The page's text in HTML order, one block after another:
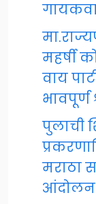
महर्षी
वाय
भावपूर्ण
पुलाची
मराठा
आंदोलन